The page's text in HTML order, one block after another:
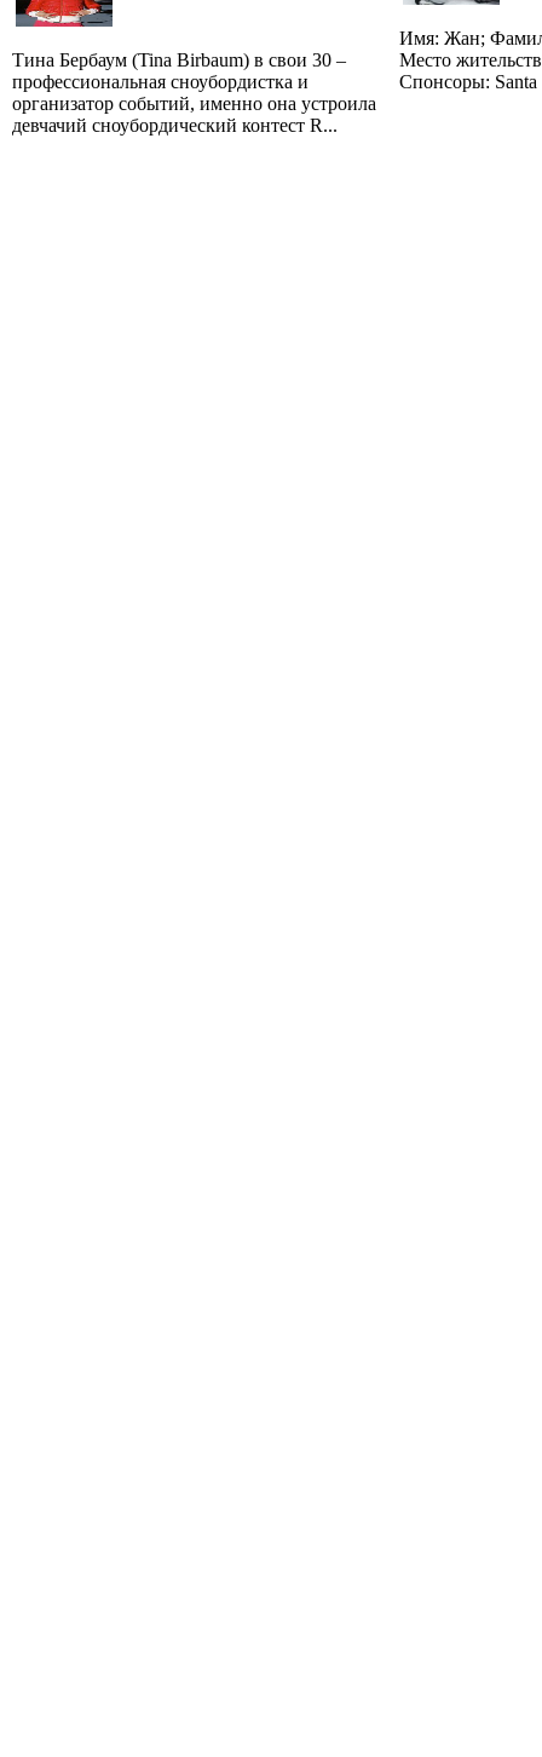
Тина Бербаум (Tina Birbaum) в свои 30 –
профессиональная сноубордистка и
организатор событий, именно она устроила
девчачий сноубордический контест R...
Имя: Жан;
Место
Спонсоры: Santa